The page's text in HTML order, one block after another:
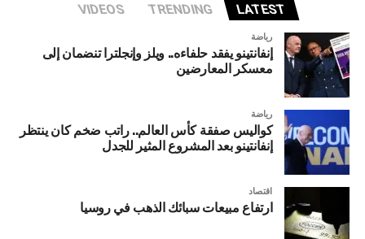
LATEST
TRENDING
VIDEOS
رياضة
إنفانتينو يفقد حلفاءه.. ويلز وإنجلترا تنضمان إلى
معسكر المعارضين
رياضة
كواليس صفقة كأس العالم.. راتب ضخم كان ينتظر
إنفانتينو بعد المشروع المثير للجدل
اقتصاد
ارتفاع مبيعات سبائك الذهب في روسيا